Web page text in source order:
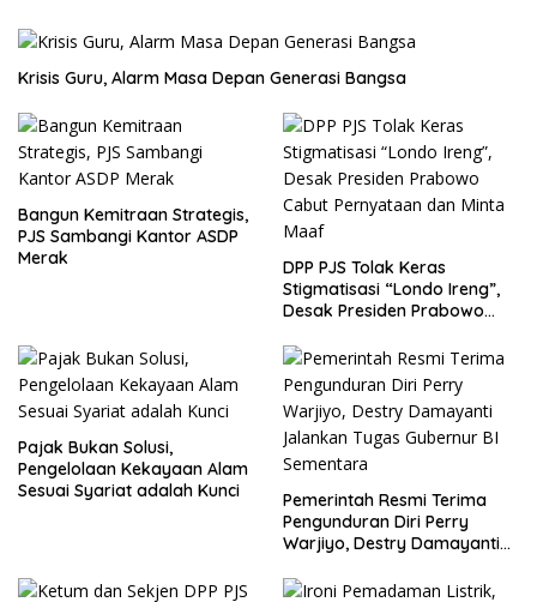
Krisis Guru, Alarm Masa Depan Generasi Bangsa
Bangun Kemitraan Strategis,
PJS Sambangi Kantor ASDP
Merak
DPP PJS Tolak Keras
Stigmatisasi “Londo Ireng”,
Desak Presiden Prabowo
Maaf
Pajak Bukan Solusi,
Pengelolaan Kekayaan Alam
Sesuai Syariat adalah Kunci
Pemerintah Resmi Terima
Pengunduran Diri Perry
Warjiyo, Destry Damayanti
Sementara